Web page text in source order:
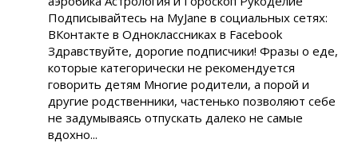
Подписывайтесь на MyJane в социальных сетях:
ВКонтакте в Одноклассниках в Facebook
Здравствуйте, дорогие подписчики! Фразы о еде,
которые категорически не рекомендуется
говорить детям Многие родители, а порой и
другие родственники, частенько позволяют себе
не задумываясь отпускать далеко не самые
вдохно...